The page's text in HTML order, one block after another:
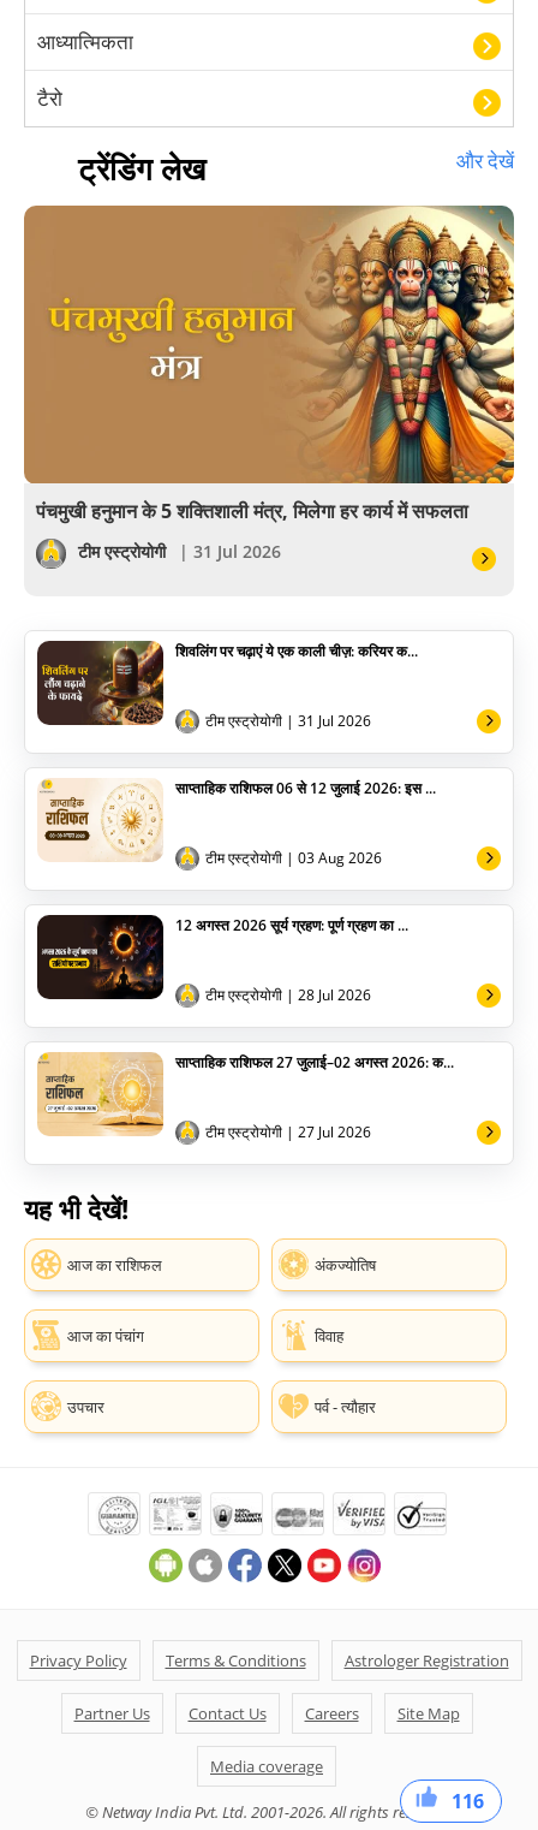
116
39
36
41
आध्यात्मिकता
टैरो
हस्तरेखा शास्त्र
बॉलीवुड
खेल
सेलिब्रिटी
योग
अन्य
ट्रेंडिंग लेख और देखें
पंचमुखी हनुमान के 5 शक्तिशाली मंत्र, मिलेगा हर कार्य में सफलता
टीम एस्ट्रोयोगी | 31 Jul 2026
शिवलिंग पर चढ़ाएं ये एक काली चीज़: करियर क...
टीम एस्ट्रोयोगी | 31 Jul 2026
साप्ताहिक राशिफल 06 से 12 जुलाई 2026: इस ...
टीम एस्ट्रोयोगी | 03 Aug 2026
12 अगस्त 2026 सूर्य ग्रहण: पूर्ण ग्रहण का ...
टीम एस्ट्रोयोगी | 28 Jul 2026
साप्ताहिक राशिफल 27 जुलाई–02 अगस्त 2026: क...
टीम एस्ट्रोयोगी | 27 Jul 2026
यह भी देखें!
आज का राशिफल अंकज्योतिष
आज का पंचांग विवाह
उपचार पर्व - त्यौहार
Privacy Policy Terms & Conditions Astrologer Registration
Partner Us Contact Us Careers Site Map
Media coverage
© Netway India Pvt. Ltd. 2001-2026. All rights reserved.